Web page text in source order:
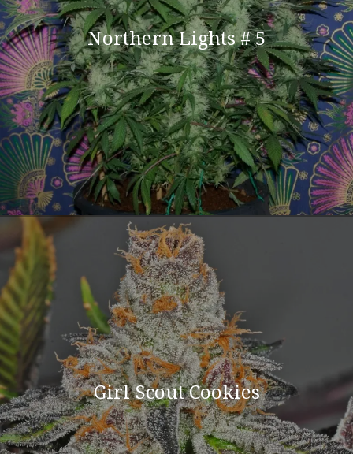
Northern Lights # 5
Girl Scout Cookies